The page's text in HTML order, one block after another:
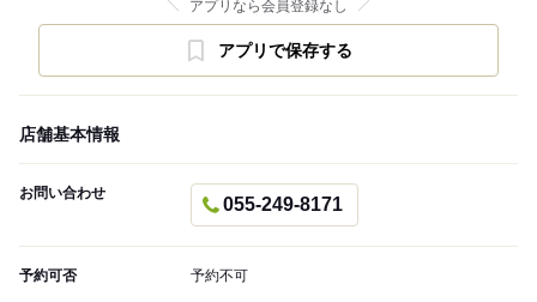
アプリなら会員登録なし
アプリで保存する
店舗基本情報
お問い合わせ
055-249-8171
予約可否 予約不可